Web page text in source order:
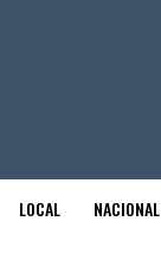
LOCAL NACIONAL